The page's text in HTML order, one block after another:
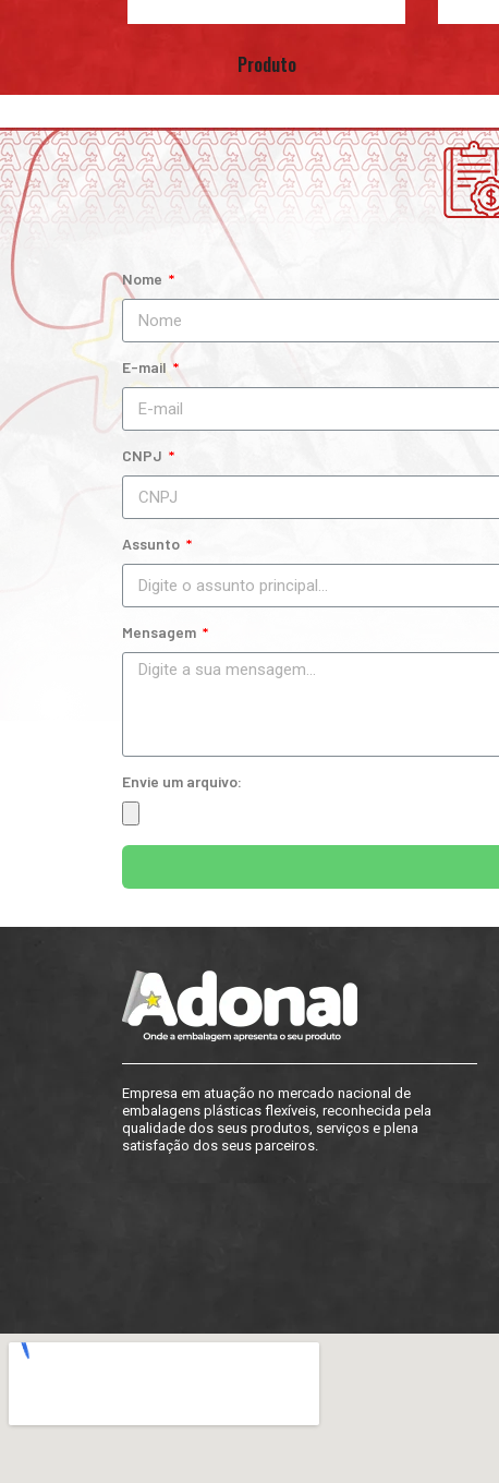
Produto
Nome
E-mail
CNPJ
Assunto
Mensagem
Envie um arquivo:
Empresa em atuação no mercado nacional de
embalagens plásticas flexíveis, reconhecida pela
qualidade dos seus produtos, serviços e plena
satisfação dos seus parceiros.